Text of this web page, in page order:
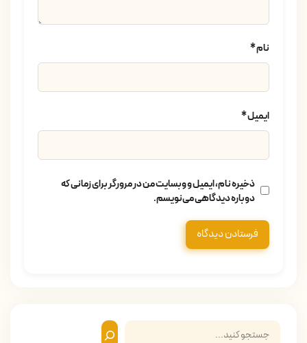
نام*
ایمیل*
ذخیره نام، ایمیل و وبسایت من در مرورگر برای زمانی که
دوباره دیدگاهی می‌نویسم.